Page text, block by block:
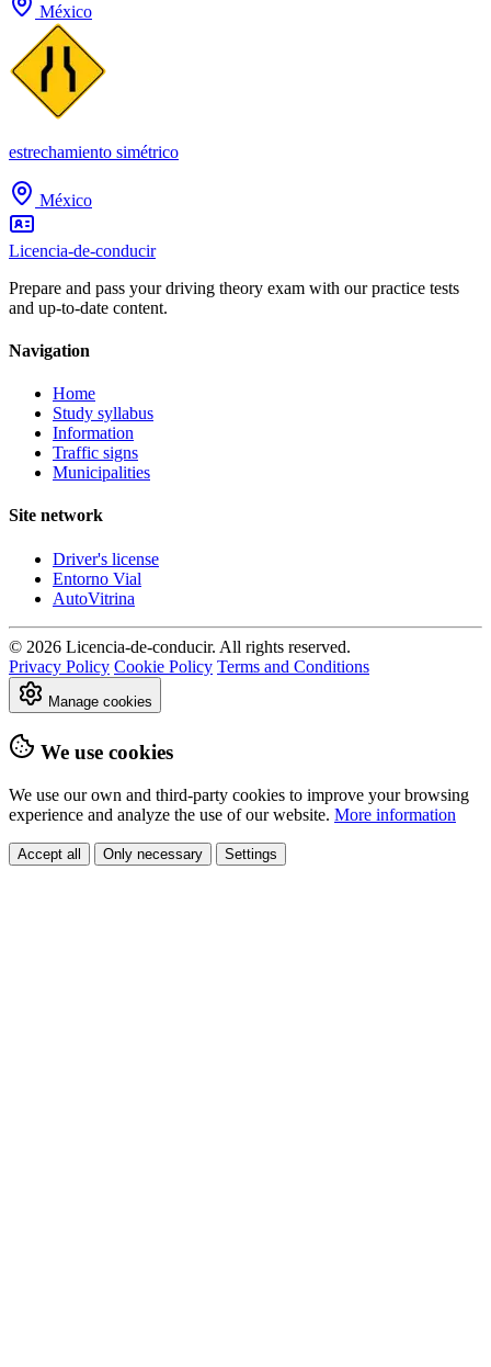
México
estrechamiento simétrico
México
Licencia-de-conducir
Prepare and pass your driving theory exam with our practice tests
and up-to-date content.
Navigation
Home
Study syllabus
Information
Traffic signs
Municipalities
Site network
Driver's license
Entorno Vial
AutoVitrina
© 2026 Licencia-de-conducir. All rights reserved.
Privacy Policy Cookie Policy Terms and Conditions
Manage cookies
We use cookies
We use our own and third-party cookies to improve your browsing
experience and analyze the use of our website. More information
Accept all Only necessary Settings